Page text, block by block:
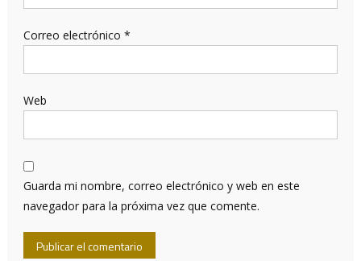
Correo electrónico *
Web
Guarda mi nombre, correo electrónico y web en este
navegador para la próxima vez que comente.